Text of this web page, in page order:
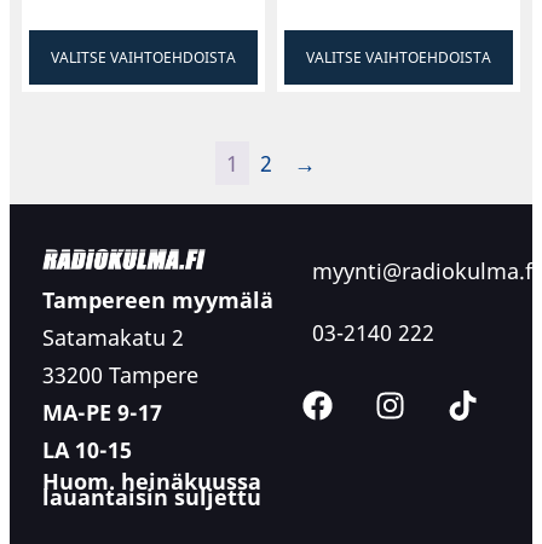
VALITSE VAIHTOEHDOISTA VALITSE VAIHTOEHDOISTA
1 2 →
Tampereen myymälä
Satamakatu 2
33200 Tampere
MA-PE 9-17
LA 10-15
Huom. heinäkuussa
lauantaisin suljettu
myynti@radiokulma.fi
03-2140 222